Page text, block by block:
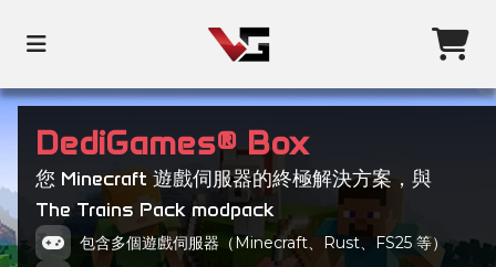
DediGames® Box
您 Minecraft 遊戲伺服器的終極解決方案，與
The Trains Pack modpack
包含多個遊戲伺服器（Minecraft、Rust、FS25 等）